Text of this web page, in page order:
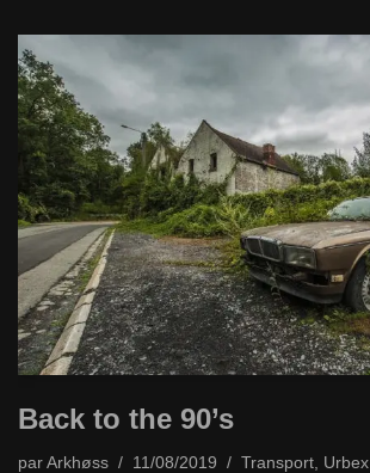
Back to the 90’s
par Arkhøss 11/08/2019 Transport Urbex